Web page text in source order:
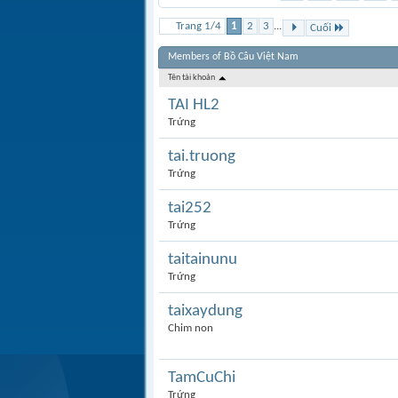
Trang 1/4 1 2 3 ... Cuối
Members of Bồ Câu Việt Nam
Tên tài khoản
TAI HL2
Trứng
tai.truong
Trứng
tai252
Trứng
taitainunu
Trứng
taixaydung
Chim non
TamCuChi
Trứng